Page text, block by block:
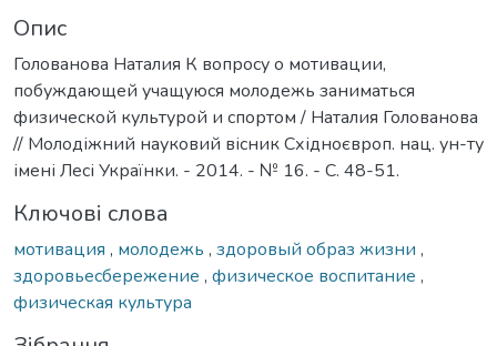
Опис
Голованова Наталия К вопросу о мотивации,
побуждающей учащуюся молодежь заниматься
физической культурой и спортом / Наталия Голованова
// Молодіжний науковий вісник Східноєвроп. нац. ун-ту
імені Лесі Українки. - 2014. - № 16. - С. 48-51.
Ключові слова
мотивация , молодежь , здоровый образ жизни ,
здоровьесбережение , физическое воспитание ,
физическая культура